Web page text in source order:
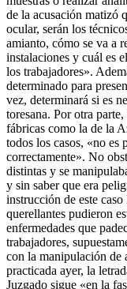
de la acusación matizó
ocular, serán los
amianto, cómo se va a
instalaciones y cuál es
los trabajadores».
determinado para
vez, determinará si es
toresana. Por otra
fábricas como la de la
todos los casos, «no es
correctamente». No
distintas y se
y sin saber que era
instrucción de este
querellantes pudieron
enfermedades que
trabajadores,
con la manipulación de
practicada ayer, la
Juzgado sigue «en la